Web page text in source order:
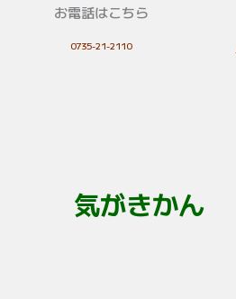
お電話はこちら
0735-21-2110
気がきかん